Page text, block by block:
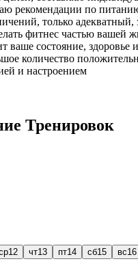
рекомендации по
только адекватный,
фитнес частью вашей
ваше состояние, здоровье
количество
и настроением
Тренировок
12 чт13 пт14 сб15 вс16